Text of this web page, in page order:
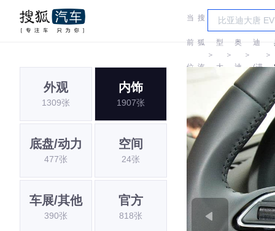
当
前
位
搜
狐
汽
＞
车
型
大
＞
奥
迪
＞
奥
迪
(进
＞
外观
1309张
内饰
1907张
底盘/动力
477张
空间
24张
车展/其他
390张
官方
818张